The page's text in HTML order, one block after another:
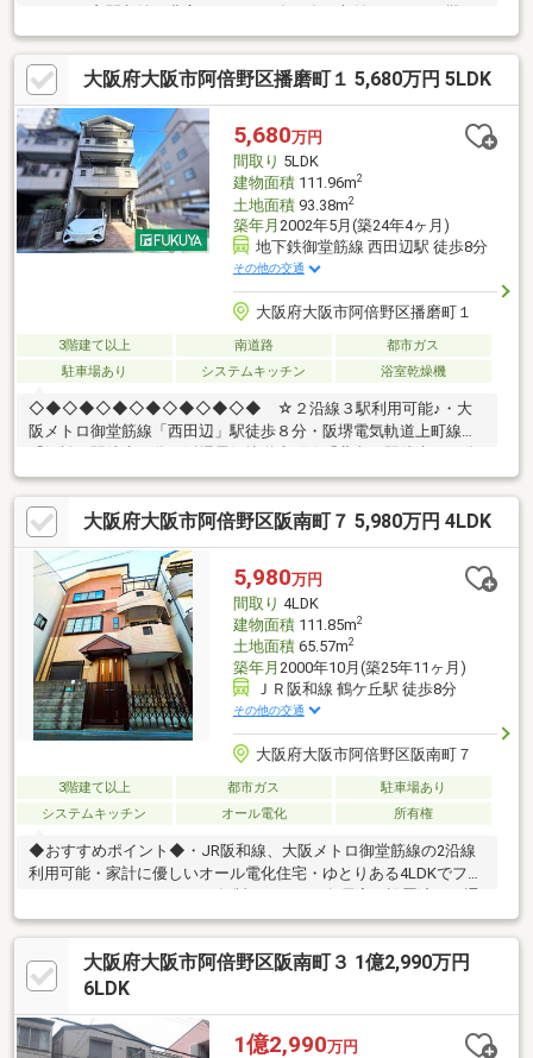
ね。 ・玄関収納が豊富です。 右も左も収納ですので、靴が
多い方や 外物も玄関に収納できます！ ・全室に収納スペー
スがありますので、 住空間をしっかり確保！ 全室６帖以
上あります。 ・リビングには床暖房があり、 浴室暖房乾燥
機や食器洗浄乾燥機、 あったら嬉しい機能が盛りだくさん！
〇周辺環境について ・ＪＲ阪和線『長居』駅 徒歩５分 ・大
阪メトロ御堂筋線『長居』駅 徒歩８分 ・スーパーサンコー
『長居西』店 徒歩５分の好立地物件です！！
大阪府大阪市阿倍野区播磨町１ 5,680万円 5LDK
5,680万円
間取り 5LDK
建物面積111.96m2
土地面積93.38m2
築年月 2002年5月(築24年4ヶ月)
地下鉄御堂筋線 西田辺駅 徒歩8分
その他の交通
大阪府大阪市阿倍野区播磨町１
3階建て以上 南道路
都市ガス
駐車場あり
システムキッチン 浴室乾燥機
◇◆◇◆◇◆◇◆◇◆◇◆◇◆ ☆２沿線３駅利用可能♪・大
阪メトロ御堂筋線「西田辺」駅徒歩８分・阪堺電気軌道上町線
☆南東角地につき日当たり・通風良好♪☆車庫付き☆各居室６帖
以上の５ＬＤＫ☆屋根裏収納付☆南向きバルコニー２ヵ所♪・ス
ーパーやコンビニ、ドラッグストアなど生活に便利な施設が周辺
には充実しています♪〇サンディ住吉帝塚山店：徒歩4分（300
ｍ）〇ローソン阪南町五丁目店：徒歩4分（300ｍ）〇マツモトキ
ヨシ帝塚山店：徒歩2分（126ｍ）
◇◆◇◆◇◆◇◆◇◆◇◆◇◆
大阪府大阪市阿倍野区阪南町７ 5,980万円 4LDK
5,980万円
間取り 4LDK
建物面積111.85m2
土地面積65.57m2
築年月 2000年10月(築25年11ヶ月)
ＪＲ阪和線 鶴ケ丘駅 徒歩8分
その他の交通
大阪府大阪市阿倍野区阪南町７
3階建て以上 都市ガス
駐車場あり
システムキッチン
オール電化 所有権
◆おすすめポイント◆・JR阪和線、大阪メトロ御堂筋線の2沿線
利用可能・家計に優しいオール電化住宅・ゆとりある4LDKでファ
ミリーにもおすすめ・2024年製エアコンを各居室に設置済み・通
勤・通学に便利な好立地・全居室収納付きで住空間を有効活用・
スーパー・コンビニ・公園など生活利便施設が充実◆周辺環境◆
阪南小学校 徒歩１４分阪南中学校 徒歩１９分■支払い例■５，
９８０万円 お借入れの場合返済年数５０年 実行金利０．８
大阪府大阪市阿倍野区阪南町３ 1億2,990万円
6LDK
1億2,990万円